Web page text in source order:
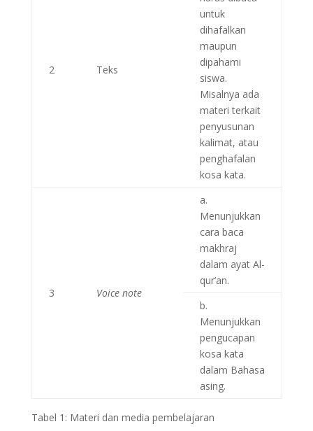
2 Teks
untuk
dihafalkan
maupun
dipahami
siswa.
Misalnya ada
materi terkait
penyusunan
kalimat, atau
penghafalan
kosa kata.
3 Voice note
a.
Menunjukkan
cara baca
makhraj
dalam ayat Al-
qur’an.
b.
Menunjukkan
pengucapan
kosa kata
dalam Bahasa
asing.
Tabel 1: Materi dan media pembelajaran